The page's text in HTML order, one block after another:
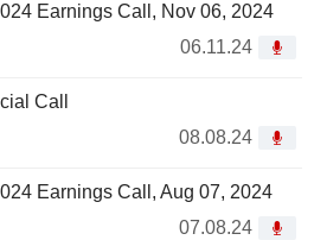
Earnings Call, Nov 06, 2024
06.11.24
Call
08.08.24
Earnings Call, Aug 07, 2024
07.08.24